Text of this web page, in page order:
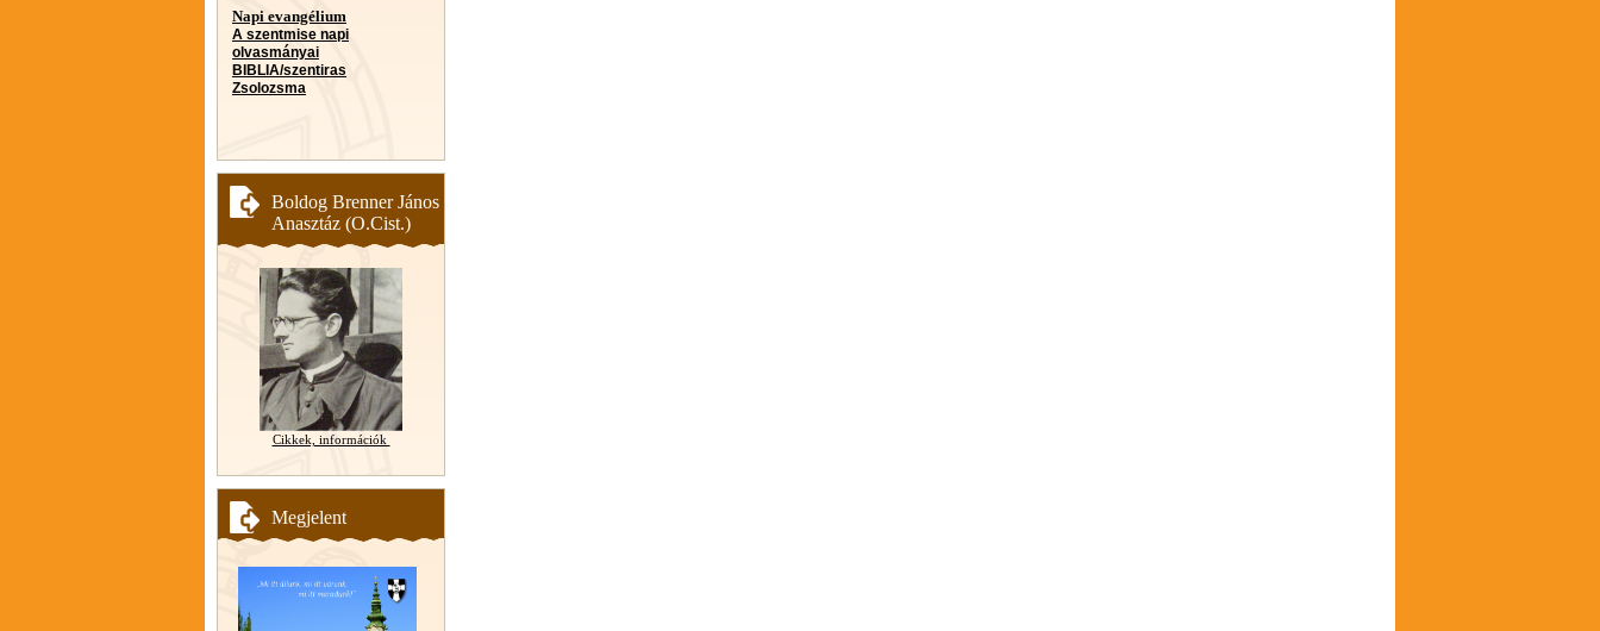
Napi evangélium
A szentmise napi
olvasmányai
BIBLIA/szentiras
Zsolozsma
Boldog Brenner János
Anasztáz (O.Cist.)
Cikkek, információk
Megjelent